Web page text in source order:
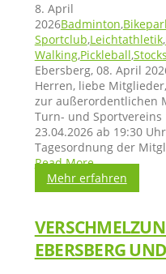
8. April
2026Badminton,
Sportclub,Leichtathletik,
Walking,Pickleball,
Ebersberg, 08. April
Herren, liebe
zur außerordentlichen
Turn- und Sportvereins
23.04.2026 ab 19:30
Tagesordnung der
Read More...
Mehr erfahren
EBERSBERG